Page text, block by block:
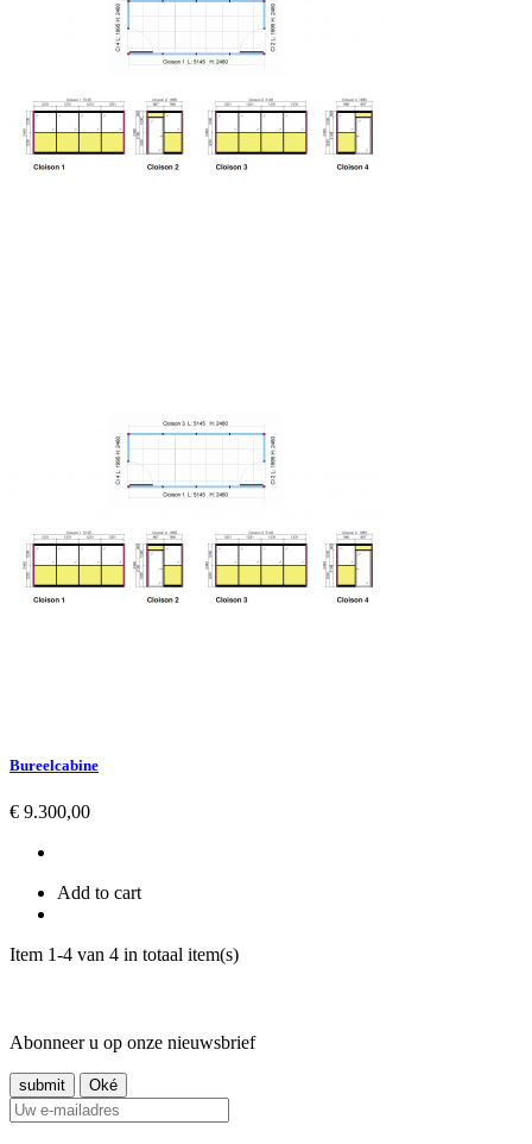
Bureelcabine
Prijs
€ 9.300,00
Add to cart
Item 1-4 van 4 in totaal item(s)
Abonneer u op onze nieuwsbrief